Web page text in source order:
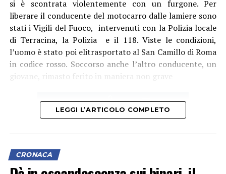
si è scontrata violentemente con un furgone. Per
liberare il conducente del motocarro dalle lamiere sono
stati i Vigili del Fuoco, intervenuti con la Polizia locale
di Terracina, la Polizia e il 118. Viste le condizioni,
l’uomo è stato poi elitrasportato al San Camillo di Roma
in codice rosso. Soccorso anche l’altro conducente, un
giovane, rimasto ferito in maniera non grave
LEGGI L’ARTICOLO COMPLETO
CRONACA